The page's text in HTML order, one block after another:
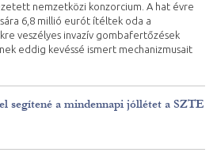
nemzetközi konzorcium. A hat évre
6,8 millió eurót ítéltek oda a
veszélyes invazív gombafertőzések
eddig kevéssé ismert mechanizmusait
segítené a mindennapi jóllétet a SZTE